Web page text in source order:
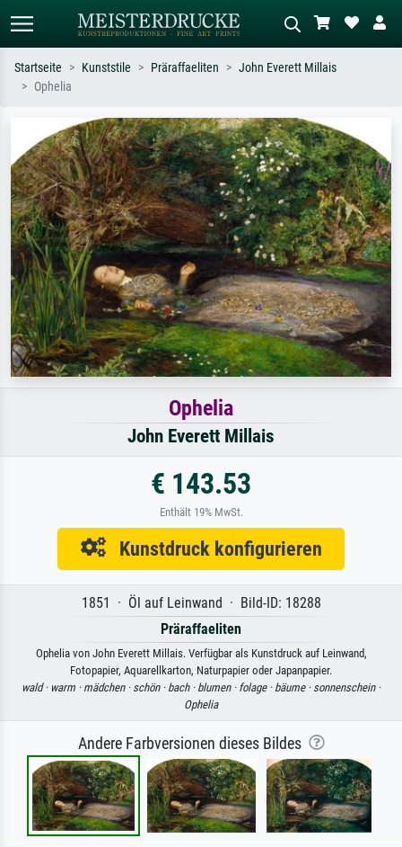
Suchen Sie nach Künstlern, Werktiteln
oder Stilen – z.B. Monet,
Sternennacht, Impressionismus, Welle
Hokusai, Akt.
Beschreiben Sie die Szene – z.B. Grüne
Wiese, Abstrakt mit viel Rot, Dunkles
Ölgemälde, Stehender Akt neben einem
Baum.
Startseite Kunststile Präraffaeliten
John Everett Millais
Ophelia
Ophelia
John Everett Millais
€ 143.53
Enthält 19% MwSt.
Kunstdruck konfigurieren
1851 · Öl auf Leinwand · Bild-ID: 18288
Präraffaeliten
Ophelia von John Everett Millais. Verfügbar als Kunstdruck auf Leinwand,
Fotopapier, Aquarellkarton, Naturpapier oder Japanpapier.
wald · warm · mädchen · schön · bach · blumen · folage · bäume · sonnenschein ·
Ophelia
Andere Farbversionen dieses Bildes